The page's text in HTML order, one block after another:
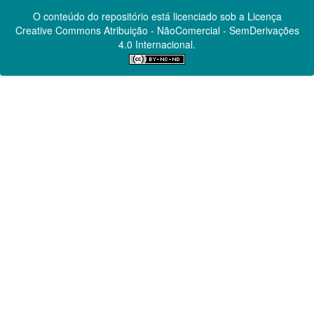
O conteúdo do repositório está licenciado sob a Licença
Creative CommonsAtribuição - NãoComercial - SemDerivações
4.0 Internacional.